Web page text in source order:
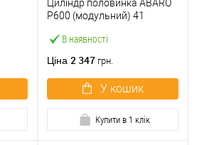
В наявності
Циліндр половинка ABARO
P600 (модульний) 41
ключів
Ціна 2 347 грн.
У кошик
Купити в 1 клік